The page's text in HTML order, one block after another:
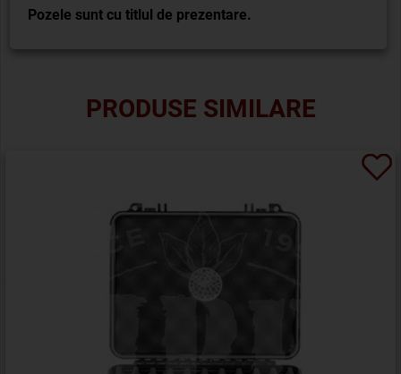
Pozele sunt cu titlul de prezentare.
PRODUSE SIMILARE